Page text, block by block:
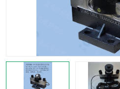
塑料撕碎机